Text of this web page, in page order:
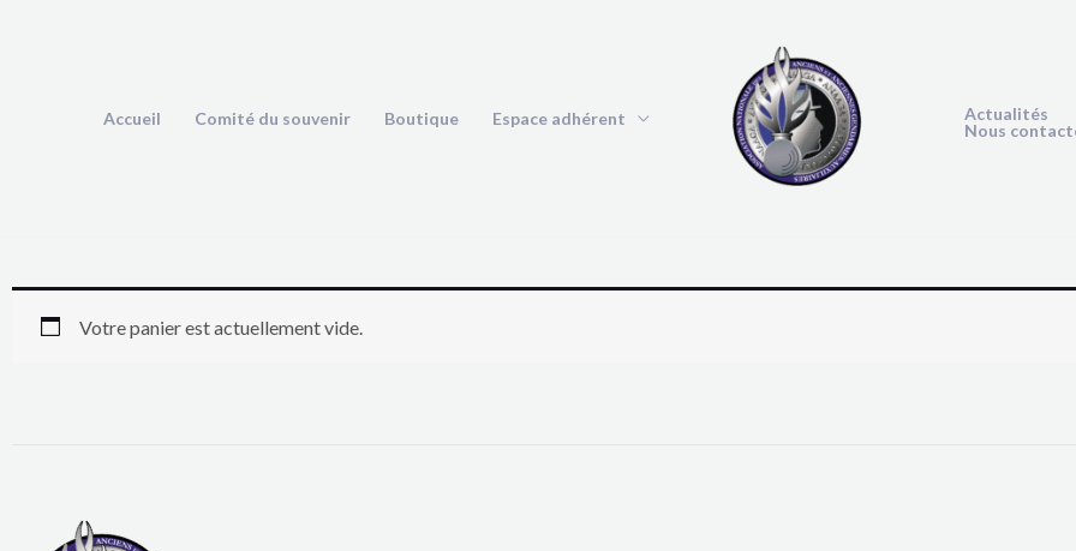
Accueil Comité du souvenir Boutique Espace adhérent Actualités
Nous
Votre panier est actuellement vide.